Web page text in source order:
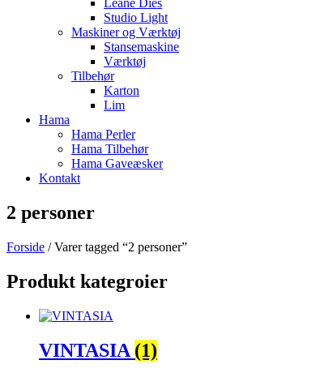
Leane Dies
Studio Light
Maskiner og Værktøj
Stansemaskine
Værktøj
Tilbehør
Karton
Lim
Hama
Hama Perler
Hama Tilbehør
Hama Gaveæsker
Kontakt
2 personer
Forside / Varer tagged “2 personer”
Produkt kategroier
VINTASIA (1)